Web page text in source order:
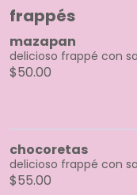
frappés
mazapan
delicioso frappé con
$50.00
chocoretas
delicioso frappé con
$55.00